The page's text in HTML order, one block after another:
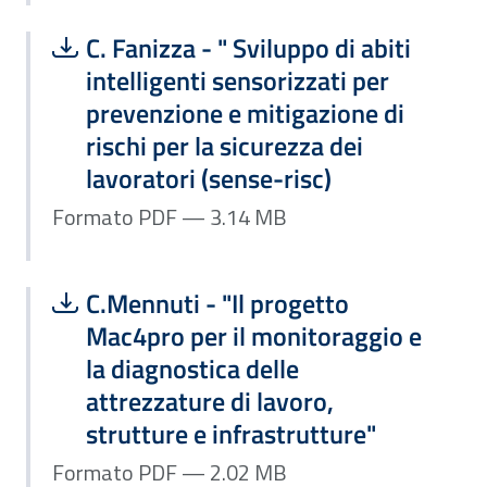
Scarica file:
C. Fanizza - " Sviluppo di abiti
intelligenti sensorizzati per
prevenzione e mitigazione di
rischi per la sicurezza dei
lavoratori (sense-risc)
Formato PDF — Dimensione 3.14 MB
Formato PDF — 3.14 MB
Scarica file:
C.Mennuti - "Il progetto
Mac4pro per il monitoraggio e
la diagnostica delle
attrezzature di lavoro,
strutture e infrastrutture"
Formato PDF — Dimensione 2.02 MB
Formato PDF — 2.02 MB